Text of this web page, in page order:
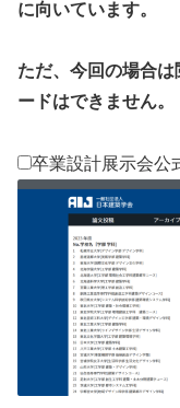
に向いています。
ただ、今回の場合
ードはできません。
卒業設計展示会公